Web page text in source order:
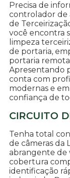
Precisa de
controlador de
de
você encontra
limpeza
de portaria,
portaria
Apresentando
conta com
modernas e
confiança de
CIRCUITO
Tenha total
de câmeras da
abrangente de
cobertura
identificação